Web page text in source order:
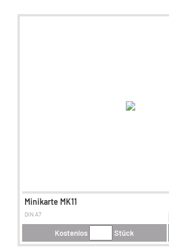
Minikarte MK11
DIN A7
Kostenlos Stück